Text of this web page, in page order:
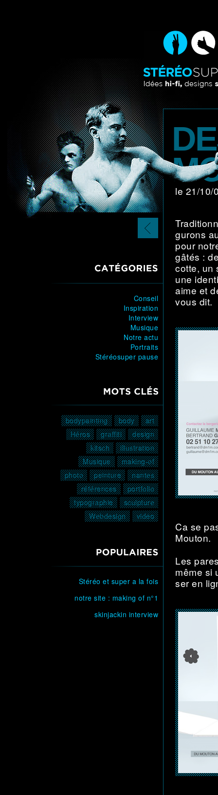
article
précédent
CATÉGORIES
Conseil
Inspiration
Interview
Musique
Notre actu
Portraits
Stéréosuper pause
MOTS CLÉS
art
body
bodypainting
design
graffiti
Héros
illustration
kitsch
making-of
Musique
nantes
peinture
photo
portfolio
références
sculpture
typographie
vidéo
Webdesign
POPULAIRE
Stéréo et super a la fois
notre site : making of n°1
skinjackin interview
le 21/
gu­rons
pour
gâtés :
cotte, un
une
aime et
vous dit.
Ca se
Mou­ton.
Les
même si
ser en